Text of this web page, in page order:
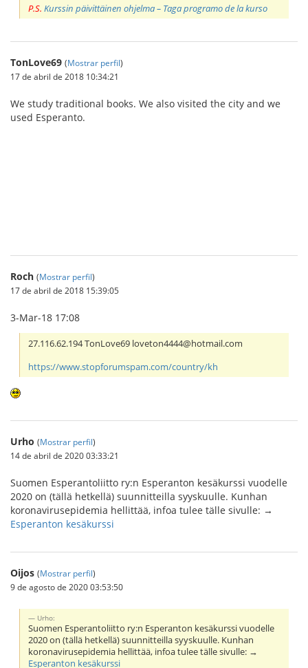
P.S. Kurssin päivittäinen ohjelma – Taga programo de la kurso
TonLove69 (Mostrar perfil)
17 de abril de 2018 10:34:21
We study traditional books. We also visited the city and we
used Esperanto.
Roch (Mostrar perfil)
17 de abril de 2018 15:39:05
3-Mar-18 17:08
27.116.62.194 TonLove69 loveton4444@hotmail.com
https://www.stopforumspam.com/country/kh
Urho (Mostrar perfil)
14 de abril de 2020 03:33:21
Suomen Esperantoliitto ry:n Esperanton kesäkurssi vuodelle
2020 on (tällä hetkellä) suunnitteilla syyskuulle. Kunhan
koronavirusepidemia hellittää, infoa tulee tälle sivulle: →
Esperanton kesäkurssi
Oijos (Mostrar perfil)
9 de agosto de 2020 03:53:50
Urho:
Suomen Esperantoliitto ry:n Esperanton kesäkurssi vuodelle
2020 on (tällä hetkellä) suunnitteilla syyskuulle. Kunhan
koronavirusepidemia hellittää, infoa tulee tälle sivulle: →
Esperanton kesäkurssi